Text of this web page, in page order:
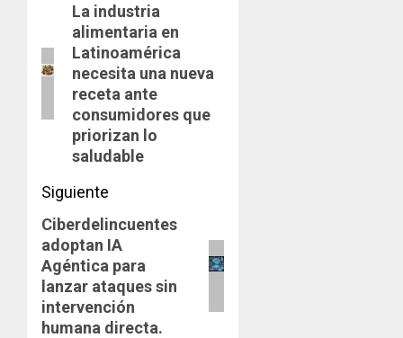
entradas
Entrada
anterior:
La industria
alimentaria en
Latinoamérica
necesita una nueva
receta ante
consumidores que
priorizan lo
saludable
Siguiente
Siguiente
entrada:
Ciberdelincuentes
adoptan IA
Agéntica para
lanzar ataques sin
intervención
humana directa.